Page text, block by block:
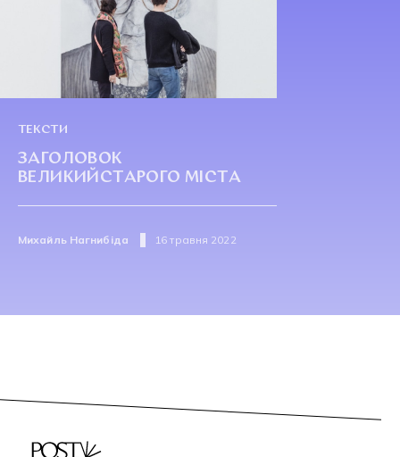
ТЕКСТИ
ЗАГОЛОВОК
ВЕЛИКИЙСТАРОГО МІСТА
Михайль Нагнибіда 16 травня 2022